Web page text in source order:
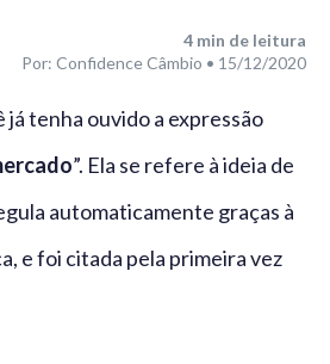
4 min de leitura
Por: Confidence Câmbio • 15/12/2020
já tenha ouvido a expressão
”. Ela se refere à ideia de
automaticamente graças à
e foi citada pela primeira vez